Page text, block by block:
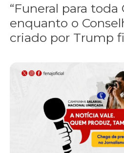
“Funeral para toda
enquanto o
criado por Trump
Assinada nova CCT de jornais e